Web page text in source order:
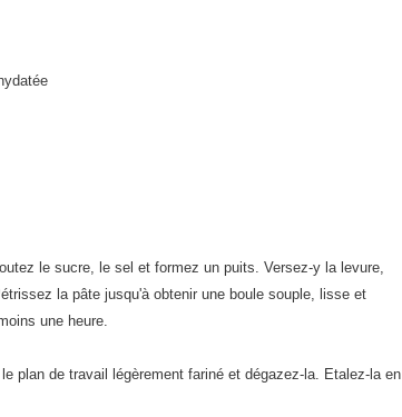
le sucre, le sel et formez un puits. Versez-y la levure,
la pâte jusqu'à obtenir une boule souple, lisse et
une heure.
plan de travail légèrement fariné et dégazez-la. Etalez-la en